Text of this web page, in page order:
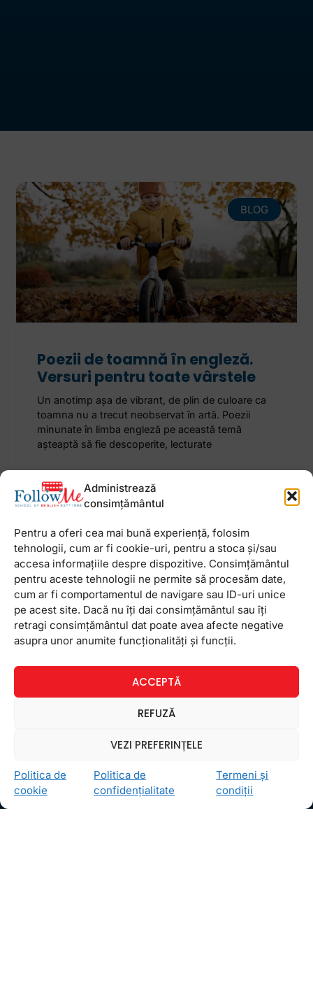
Administrează
consimțământul
Pentru a oferi cea mai bună experiență, folosim
tehnologii, cum ar fi cookie-uri, pentru a stoca și/sau
accesa informațiile despre dispozitive. Consimțământul
pentru aceste tehnologii ne permite să procesăm date,
cum ar fi comportamentul de navigare sau ID-uri unice
pe acest site. Dacă nu îți dai consimțământul sau îți
retragi consimțământul dat poate avea afecte negative
asupra unor anumite funcționalități și funcții.
ACCEPTĂ
REFUZĂ
VEZI PREFERINȚELE
Politica de
cookie
Politica de
confidențialitate
Termeni și
condiții
BLOG
Poezii de toamnă în engleză.
Versuri pentru toate vârstele
Un anotimp așa de vibrant, de plin de culoare ca
toamna nu a trecut neobservat în artă. Poezii
minunate în limba engleză pe această temă
așteaptă să fie descoperite, lecturate
2 octombrie 2023 Niciun comentariu
Newsletter
Învaţă zâmbind. Vrem să realizăm asta
Locații
FollowMe Dr. Taberei